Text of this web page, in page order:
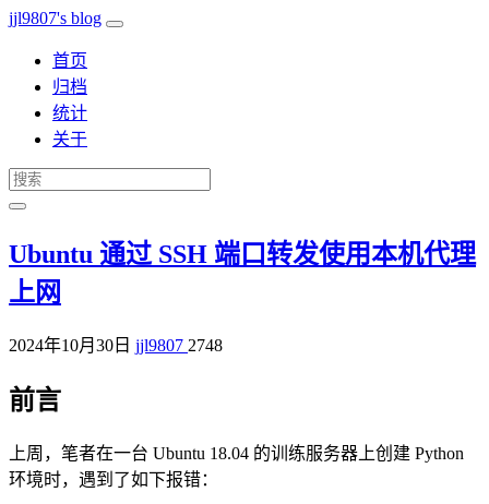
jjl9807's blog
首页
归档
统计
关于
Ubuntu 通过 SSH 端口转发使用本机代理
上网
2024年10月30日 jjl9807 2748
前言
上周，笔者在一台 Ubuntu 18.04 的训练服务器上创建 Python
环境时，遇到了如下报错：